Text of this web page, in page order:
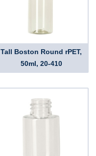
Tall Boston Round rPET,
50ml, 20-410